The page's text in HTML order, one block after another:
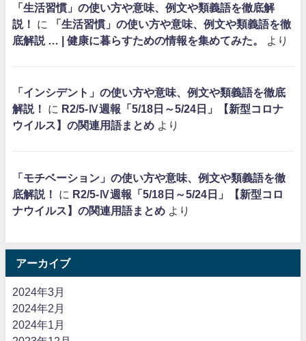
「生活習慣」の使い方や意味、例文や類義語を徹底解
説！
に
「生活習慣」の使い方や意味、例文や類義語を徹
底解説 … | 健康に暮らすための情報を集めてみた。
より
「インシデント」の使い方や意味、例文や類義語を徹底
解説！
に R2/5-Ⅳ週報「5/18日～5/24日」【新型コロナ
ウイルス】の関連用語まとめ より
「モチベーション」の使い方や意味、例文や類義語を徹
底解説！
に R2/5-Ⅳ週報「5/18日～5/24日」【新型コロ
ナウイルス】の関連用語まとめ より
アーカイブ
2024年3月
2024年2月
2024年1月